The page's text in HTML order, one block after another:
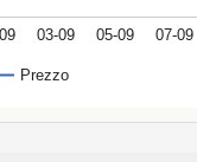
Prezzo
03-09 05-09 07-09